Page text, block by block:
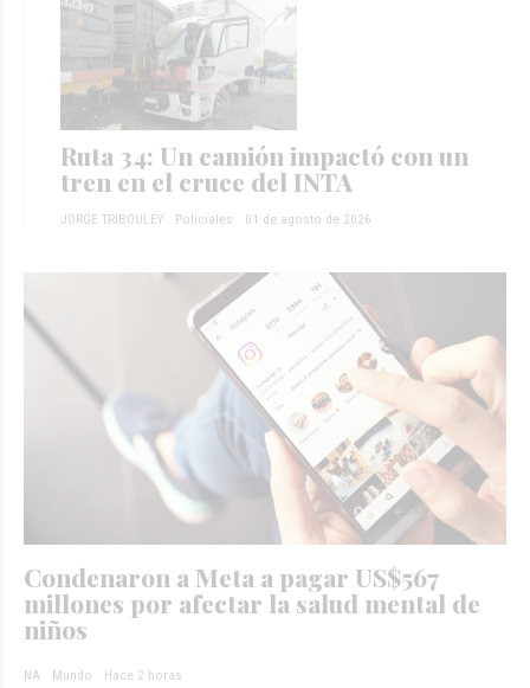
Ruta 34: Un camión impactó con un
tren en el cruce del INTA
JORGE TRIBOULEY Policiales 01 de agosto de 2026
Condenaron a Meta a pagar US$567
millones por afectar la salud mental de
niños
NA Mundo Hace 2 horas